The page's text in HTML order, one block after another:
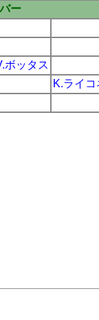
ー
ボッタス
K.ライコ